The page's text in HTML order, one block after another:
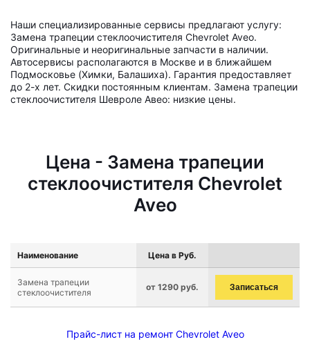
Наши специализированные сервисы предлагают услугу:
Замена трапеции стеклоочистителя Chevrolet Aveo.
Оригинальные и неоригинальные запчасти в наличии.
Автосервисы располагаются в Москве и в ближайшем
Подмосковье (Химки, Балашиха). Гарантия предоставляет
до 2-х лет. Скидки постоянным клиентам. Замена трапеции
стеклоочистителя Шевроле Авео: низкие цены.
Цена - Замена трапеции
стеклоочистителя Chevrolet
Aveo
Наименование Цена в Руб.
Замена трапеции
стеклоочистителя
от 1290 руб. Записаться
Прайс-лист на ремонт Chevrolet Aveo